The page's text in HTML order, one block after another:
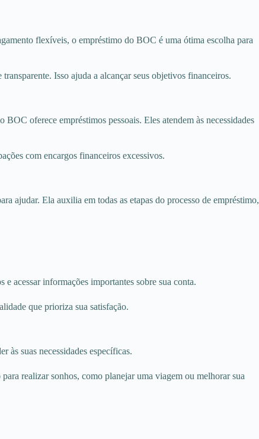
flexíveis, o empréstimo do BOC é uma ótima escolha para
Isso ajuda a alcançar seus objetivos financeiros.
oferece empréstimos pessoais. Eles atendem às necessidades
com encargos financeiros excessivos.
ajudar. Ela auxilia em todas as etapas do processo de empréstimo,
acessar informações importantes sobre sua conta.
que prioriza sua satisfação.
às suas necessidades específicas.
realizar sonhos, como planejar uma viagem ou melhorar sua